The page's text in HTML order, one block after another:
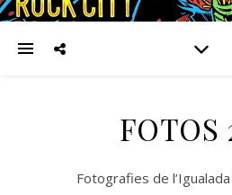
FOTOS
Fotografies de